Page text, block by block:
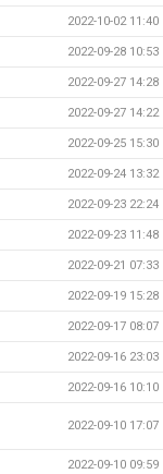
2022-10-02 11:40
2022-09-28 10:53
2022-09-27 14:28
2022-09-27 14:22
2022-09-25 15:30
2022-09-24 13:32
2022-09-23 22:24
2022-09-23 11:48
2022-09-21 07:33
2022-09-19 15:28
2022-09-17 08:07
2022-09-16 23:03
2022-09-16 10:10
2022-09-10 17:07
2022-09-10 09:59